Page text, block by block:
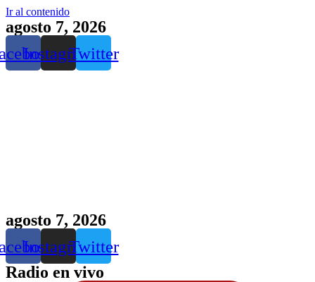
Ir al contenido
agosto 7, 2026
InstagramTwitter
agosto 7, 2026
InstagramTwitter
Radio en vivo